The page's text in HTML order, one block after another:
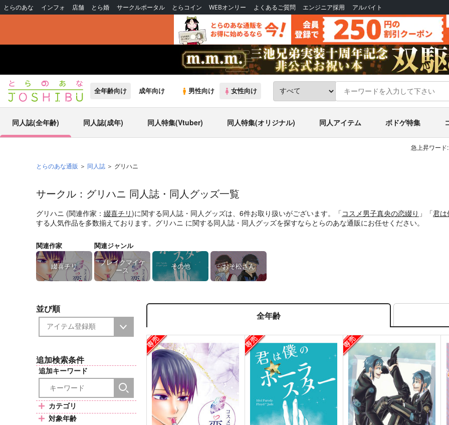
とらのあな インフォ 店舗 とら婚 サークルポータル とらコイン WEBオンリー よくあるご質問 エンジニア採用 アルバイト
全年齢向け 成年向け 男性向け 女性向け
同人誌(全年齢) 同人誌(成年) 同人特集(Vtuber) 同人特集(オリジナル) 同人アイテム ボドゲ特集
急上昇ワード:
とらのあな通販 同人誌 グリハニ
サークル：グリハニ 同人誌・同人グッズ一覧
グリハニ (関連作家： 綴喜チリ)に関する同人誌・同人グッズは、6件お取り扱いがございます。「コスメ男子真央の恋綴り 」「君は
する人気作品を多数揃えております。グリハニ に関する同人誌・同人グッズを探すならとらのあな通販にお任せください。
関連作家
綴喜チリ
関連ジャンル
ブレイクマイケ
ース
その他 おそ松さん
並び順
追加検索条件
追加キーワード
カテゴリ
対象年齢
全年齢